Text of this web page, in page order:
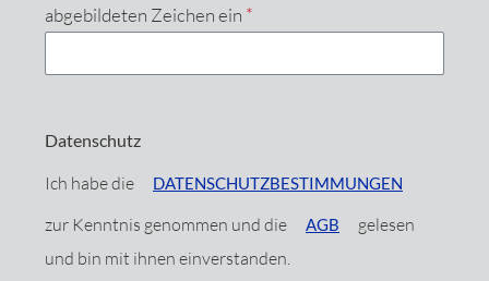
abgebildeten Zeichen ein *
Datenschutz
Ich habe die DATENSCHUTZBESTIMMUNGEN
zur Kenntnis genommen und die AGB
gelesen
und bin mit ihnen einverstanden.